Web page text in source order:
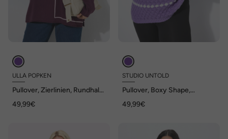
ULLA POPKEN
Pullover, Zierlinien, Rundhals,
49,99€
STUDIO UNTOLD
Pullover, Boxy Shape,
49,99€